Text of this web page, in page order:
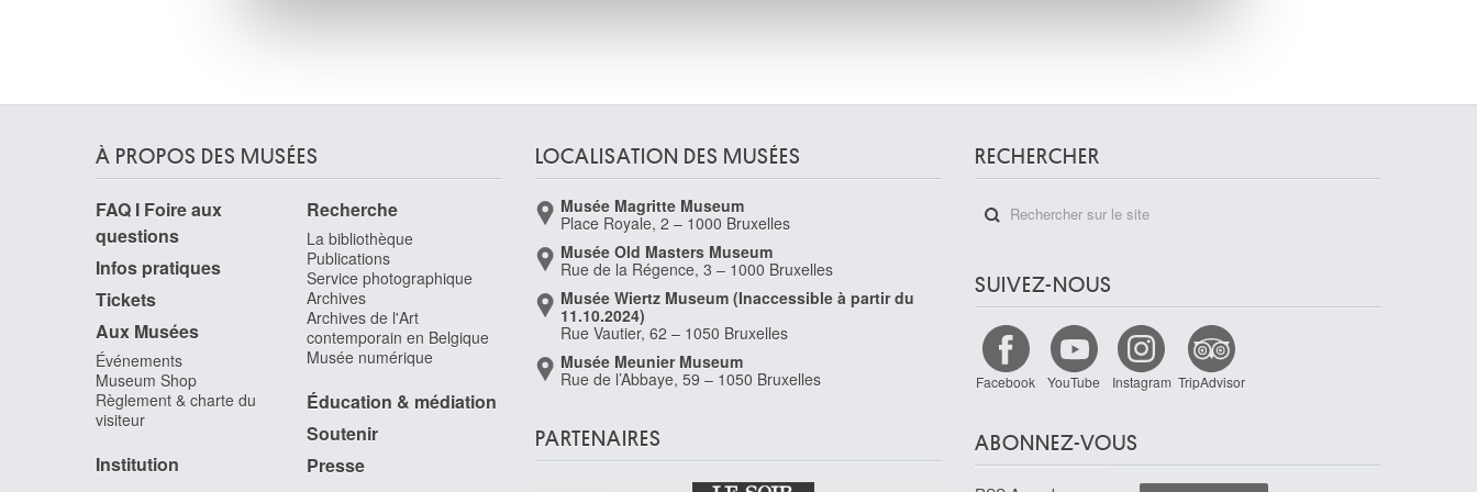
À PROPOS DES MUSÉES
FAQ I Foire aux
questions
Infos pratiques
Tickets
Aux Musées
Événements
Museum Shop
Règlement & charte du
visiteur
Institution
Recherche
La bibliothèque
Publications
Service photographique
Archives
Archives de l'Art
contemporain en Belgique
Musée numérique
Éducation & médiation
Soutenir
Presse
LOCALISATION DES MUSÉES
Musée Magritte Museum
Place Royale, 2 – 1000 Bruxelles
Musée Old Masters Museum
Rue de la Régence, 3 – 1000 Bruxelles
Musée Wiertz Museum (Inaccessible à partir du
11.10.2024)
Rue Vautier, 62 – 1050 Bruxelles
Musée Meunier Museum
Rue de l’Abbaye, 59 – 1050 Bruxelles
PARTENAIRES
RECHERCHER
SUIVEZ-NOUS
Facebook YouTube Instagram TripAdvisor
ABONNEZ-VOUS